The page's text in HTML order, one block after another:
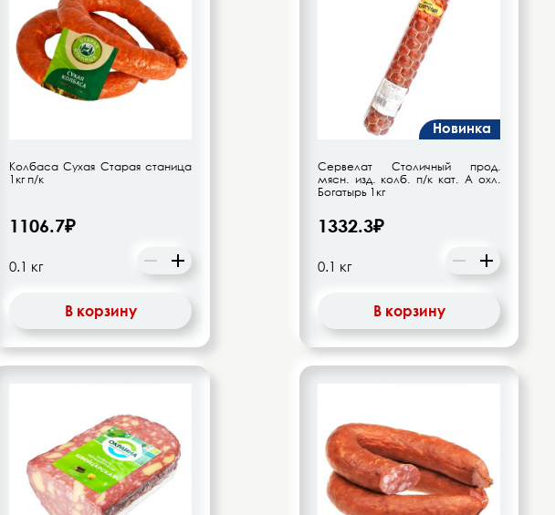
Колбаса Сухая Старая станица
1кг п/к
1106.7₽
В корзину
Новинка
Сервелат Столичный прод.
мясн. изд. колб. п/к кат. А охл.
Богатырь 1кг
1332.3₽
В корзину